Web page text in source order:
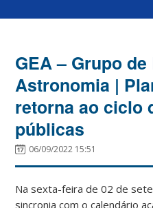
GEA – Grupo
Astronomia |
retorna ao ciclo
públicas
06/09/2022 15:51
Na sexta-feira de 02 de
sincronia com o calendário